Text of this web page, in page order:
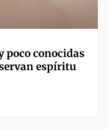
poco conocidas
espíritu